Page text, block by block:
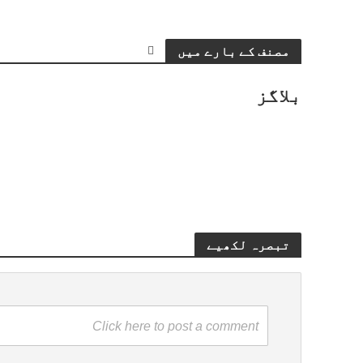
مصنف کے بارے میں
بلاگز
تبصرہ لکھیے
Click here to post a comment